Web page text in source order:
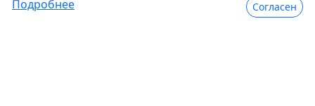
Подробнее
Согласен